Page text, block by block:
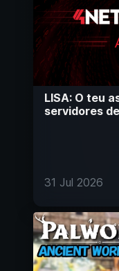
LISA: O teu
servidores
31 Jul 2026